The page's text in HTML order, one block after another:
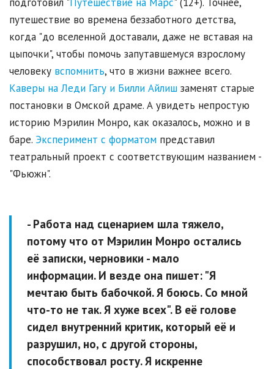
путешествие во времена беззаботного детства,
когда "до вселенной доставали, даже не вставая на
цыпочки", чтобы помочь запутавшемуся взрослому
человеку вспомнить, что в жизни важнее всего.
Каверы на Леди Гагу и Билли Айлиш заменят старые
постановки в Омской драме. А увидеть непростую
историю Мэрилин Монро, как оказалось, можно и в
баре. Эксперимент с форматом представил
театральный проект с соответствующим названием -
"Фьюжн".
- Работа над сценарием шла тяжело,
потому что от Мэрилин Монро остались
её записки, черновики - мало
информации. И везде она пишет: "Я
мечтаю быть бабочкой. Я боюсь. Со мной
что-то не так. Я хуже всех". В её голове
сидел внутренний критик, который её и
разрушил, но, с другой стороны,
способствовал росту. Я искренне